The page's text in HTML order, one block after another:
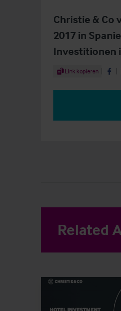
Christie &
2017 in
Investitionen
Share Article
Link kopieren
Related